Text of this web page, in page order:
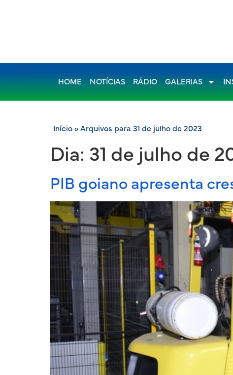
HOME NOTÍCIAS RÁDIO GALERIAS
Início » Arquivos para 31 de julho de 2023
Dia: 31 de julho de
PIB goiano apresenta